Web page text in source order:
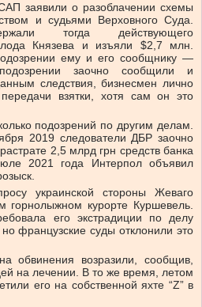
заявили о разоблачении схемы
и судьями Верховного Суда.
тогда действующего
Князева и изъяли $2,7 млн.
ему и его сообщнику —
заочно сообщили и
следствия, бизнесмен лично
взятки, хотя сам он это
подозрений по другим делам.
2019 следователи ДБР заочно
2,5 млрд грн средств банка
2021 года Интерпол объявил
украинской стороны Жеваго
горнолыжном курорте Куршевель.
его экстрадиции по делу
французские суды отклонили это
обвинения возразили, сообщив,
на лечении. В то же время, летом
его на собственной яхте “Z” в